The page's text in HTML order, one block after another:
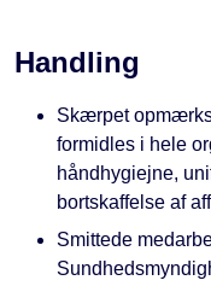
Handling
Skærpet
formidles i hele
håndhygiejne,
bortskaffelse af
Smittede